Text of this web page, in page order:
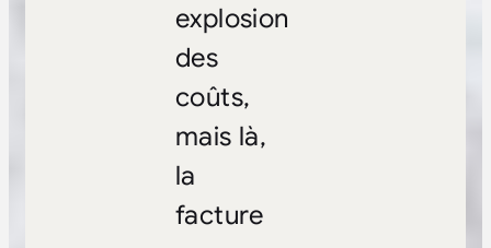
explosion
des
coûts,
mais là,
la
facture